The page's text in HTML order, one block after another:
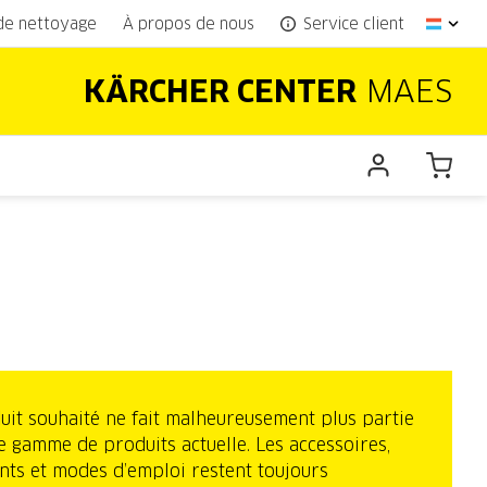
nettoyage À propos de nous Service client
KÄRCHER CENTER MAES
souhaité ne fait malheureusement plus partie
gamme de produits actuelle. Les accessoires,
et modes d’emploi restent toujours